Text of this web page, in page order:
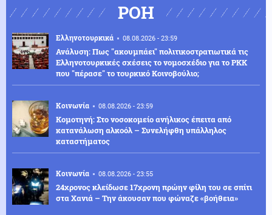
ΡΟΗ
Ελληνοτουρκικά 08.08.2026 - 23:59
Ανάλυση: Πως "ακουμπάει" πολιτικοστρατιωτικά τις
Ελληνοτουρκικές σχέσεις το νομοσχέδιο για το PKK
που "πέρασε" το τουρκικό Κοινοβούλιο;
Κοινωνία 08.08.2026 - 23:59
Κομοτηνή: Στο νοσοκομείο ανήλικος έπειτα από
κατανάλωση αλκοόλ – Συνελήφθη υπάλληλος
καταστήματος
Κοινωνία 08.08.2026 - 23:55
24χρονος κλείδωσε 17χρονη πρώην φίλη του σε σπίτι
στα Χανιά – Την άκουσαν που φώναζε «βοήθεια»